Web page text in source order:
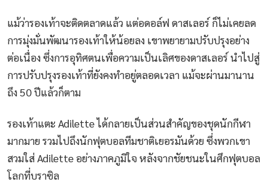
แม้ว่ารองเท้าจะติดตลาดแล้ว แต่อดอล์ฟ ดาสเลอร์ ก็ไม่เคยลด
การมุ่งมั่นพัฒนารองเท้าให้น้อยลง เขาพยายามปรับปรุงอย่าง
ต่อเนื่อง ซึ่งการอุทิศตนเพื่อความเป็นเลิศของดาสเลอร์ นำไปสู่
การปรับปรุงรองเท้าที่ยังคงทำอยู่ตลอดเวลา แม้จะผ่านมานาน
ถึง 50 ปีแล้วก็ตาม
รองเท้าแตะ Adilette ได้กลายเป็นส่วนสำคัญของชุดนักกีฬา
มากมาย รวมไปถึงนักฟุตบอลทีมชาติเยอรมันด้วย ซึ่งพวกเขา
สวมใส่ Adilette อย่างภาคภูมิใจ หลังจากชัยชนะในศึกฟุตบอล
โลกที่บราซิล